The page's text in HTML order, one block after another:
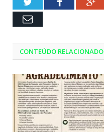
Email
CONTEÚDO RELACIONADO